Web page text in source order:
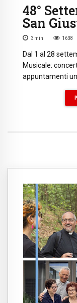
48°
San
3 min 1638
Dal 1 al 28
Musicale:
appuntamenti